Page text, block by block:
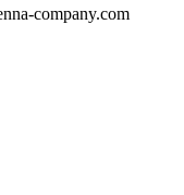
company.com